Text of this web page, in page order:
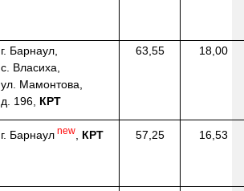
г. Барнаул,
с. Власиха,
ул. Мамонтова,
д. 196, КРТ
63,55 18,00
г. Барнаул new КРТ 57,25 16,53